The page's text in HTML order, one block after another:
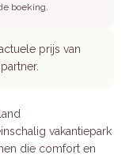
vakantiepark
die comfort en
boeking.
prijs van